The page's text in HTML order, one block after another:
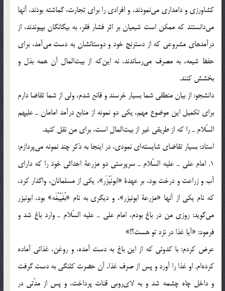
كشاورزي و دامداري مي‌نمودند، و افرادي را براي تجارت، گماشته بودند، آنها
مي‌دانستند كه ممكن است شيعيان بر اثر فشار فقر، به بيگانگان بپيوندند، از
درآمدهاي مشروعي كه از دسترنج خود و دوستانشان به دست مي‌آمد، براي
حفظ شيعه، به مصرف مي‌رساندند، نه اين‌كه از بيت‌المال آن همه بذل و
بخشش كنند.
دانشجو: از بيان منطقي شما بسيار خرسند و قانع شدم، ولي از شما تقاضا دارم
براي تكميل اين موضوع مهم، يكي دو نمونه از منابع درآمد امامان ـ عليهم
السّلام ـ را كه از طريقي غير از بيت‌المال است، براي من نقل كنيد.
استاد: بسيار تقاضاي شايسته‌اي نمودي، در اينجا به ذكر چند نمونه مي‌پردازم:
1. امام علي ـ عليه السّلام ـ سرپرستي دو مزرعة احداثي خود را كه داراي
آب و زراعت و درخت بود، بر عهدة «ابونَيْزَر»، يكي از مسلمانان، واگذار كرد،
كه نام يكي از آنها «مزرعة ابونيزر»، و ديگري به نام «بُغَيْبُغَه» بود، ابونيزر
مي‌گويد: روزي من در باغ بودم، امام علي ـ عليه السّلام ـ وارد باغ شد و
فرمود: «آيا غذا در نزد تو هست؟!»
عرض كردم: با كدوئي كه از اين باغ به دست آمده، و روغن، غذائي آماده
كرده‌ام. او غذا را آورد و پس از صرف غذا، آن حضرت كلنگي به دست گرفت
و داخل چاه چشمه شد و به لاي‌روبي قنات پرداخت، و پس از مدّتي در